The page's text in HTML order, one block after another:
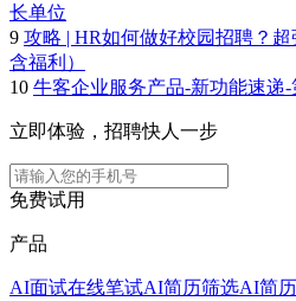
长单位
9 攻略 | HR如何做好校园招聘？
含福利）
10 牛客企业服务产品-新功能速递-
立即体验，招聘快人一步
免费试用
产品
AI面试在线笔试AI简历筛选AI简